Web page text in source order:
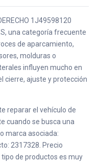
1J49598120
una categoría frecuente
de aparcamiento,
molduras o
influyen mucho en
cierre, ajuste y protección
reparar el vehículo de
cuando se busca una
marca asociada:
2317328. Precio
de productos es muy